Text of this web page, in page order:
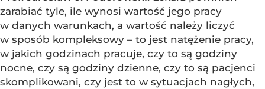
zarabiać tyle, ile wynosi wartość jego pracy
w danych warunkach, a wartość należy liczyć
w sposób kompleksowy – to jest natężenie pracy,
w jakich godzinach pracuje, czy to są godziny
nocne, czy są godziny dzienne, czy to są pacjenci
skomplikowani, czy jest to w sytuacjach nagłych,